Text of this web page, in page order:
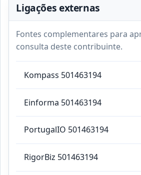
Ligações externas
Fontes complementares para
consulta deste contribuinte.
Kompass 501463194
Einforma 501463194
PortugalIO 501463194
RigorBiz 501463194